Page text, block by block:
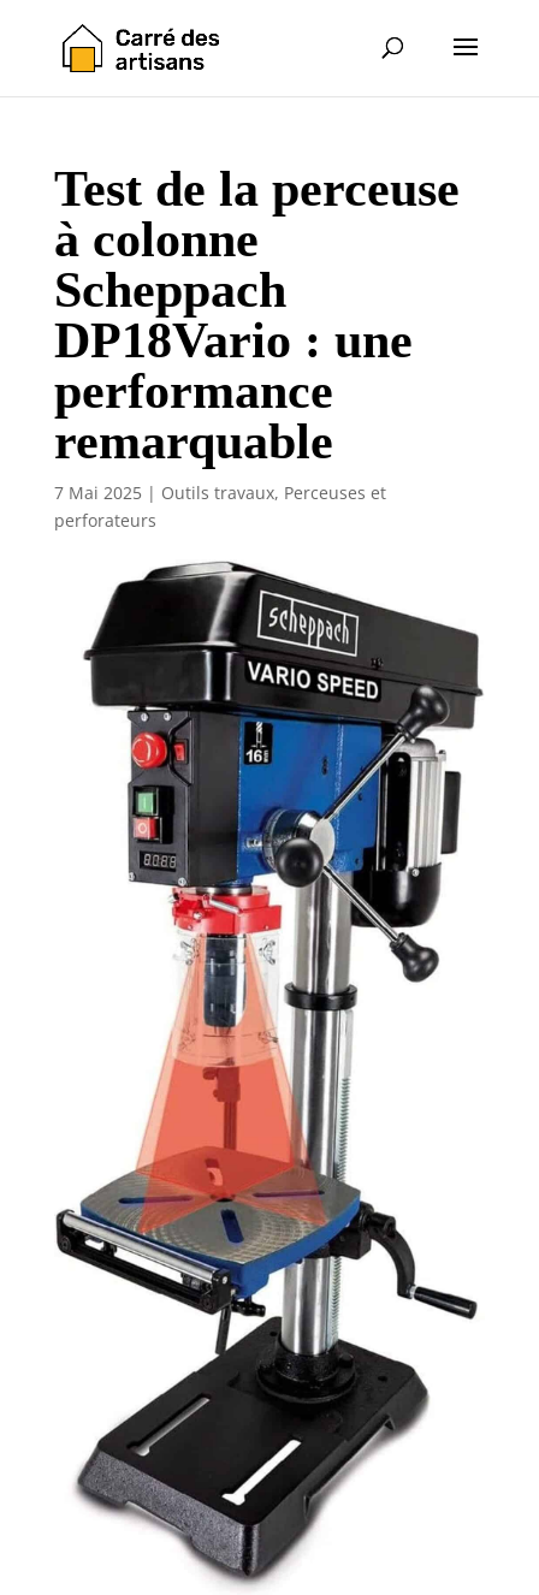
Test de la perceuse
à colonne
Scheppach
DP18Vario : une
performance
remarquable
7 Mai 2025| Outils travaux, Perceuses et
perforateurs